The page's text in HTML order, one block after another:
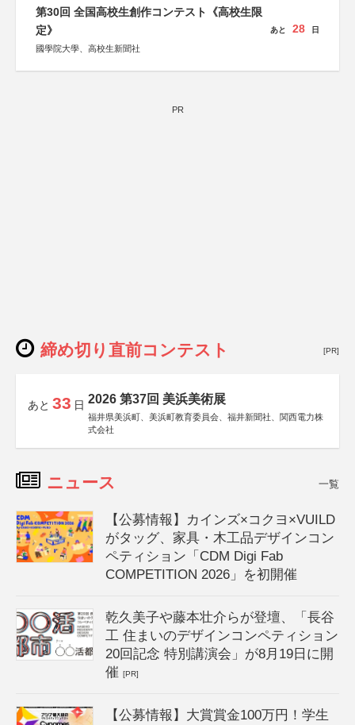
KADOKAWA、河出書房新社、幻冬舎、講談社、光文社、
集英社、小学館、祥伝社、新潮社、淡交社、ちいさいミシ
マ社、徳間書店、早川書房、PHP研究所、双葉社、文藝春
第30回 全国高校生創作コンテスト《高校生限
定》
國學院大學、高校生新聞社
あと 28 日
PR
締め切り直前コンテスト [PR]
あと 33 日 2026 第37回 美浜美術展
福井県美浜町、美浜町教育委員会、福井新聞社、関西電力株
式会社
ニュース 一覧
【公募情報】カインズ×コクヨ×VUILD
がタッグ、家具・木工品デザインコン
ペティション「CDM Digi Fab
COMPETITION 2026」を初開催
乾久美子や藤本壮介らが登壇、「長谷
工 住まいのデザインコンペティション
20回記念 特別講演会」が8月19日に開
催[PR]
【公募情報】大賞賞金100万円！学生